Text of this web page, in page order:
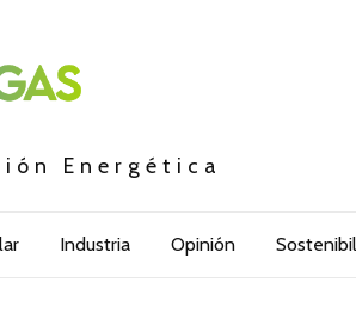
Energética
Industria Opinión